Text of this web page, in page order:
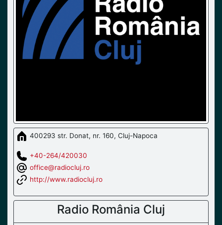
400293 str. Donat, nr. 160, Cluj-Napoca
+40-264/420030
office@radiocluj.ro
http://www.radiocluj.ro
Radio România Cluj